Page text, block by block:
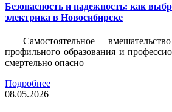
Безопасность и надежность: как
электрика в Новосибирске
Самостоятельное
профильного образования и
смертельно опасно
Подробнее
08.05.2026